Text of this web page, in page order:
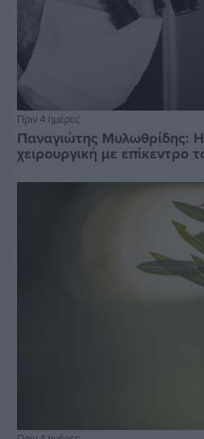
Πριν 4 ημέρες
Παναγιώτης Μυλωθρίδης:
χειρουργική με επίκεντρο